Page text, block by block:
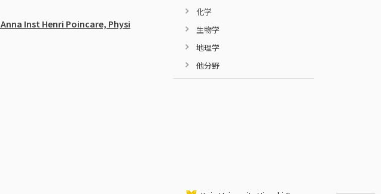
Anna Inst Henri Poincare, Physi
化学
生物学
地理学
他分野